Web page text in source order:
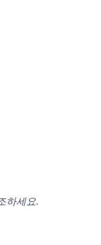
하세요.